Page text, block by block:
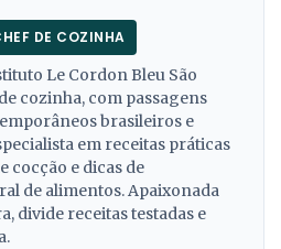
DE COZINHA
Le Cordon Bleu São
cozinha, com passagens
brasileiros e
em receitas práticas
cocção e dicas de
de alimentos. Apaixonada
divide receitas testadas e